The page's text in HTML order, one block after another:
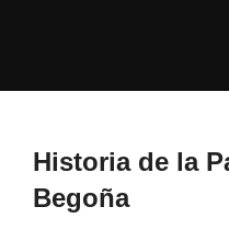
Historia de la
Begoña